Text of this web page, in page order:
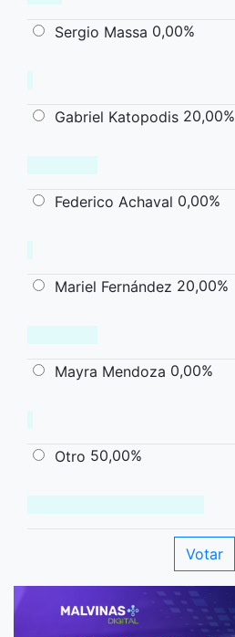
Sergio Massa 0,00%
Gabriel Katopodis 20,00%
Federico Achaval 0,00%
Mariel Fernández 20,00%
Mayra Mendoza 0,00%
Otro 50,00%